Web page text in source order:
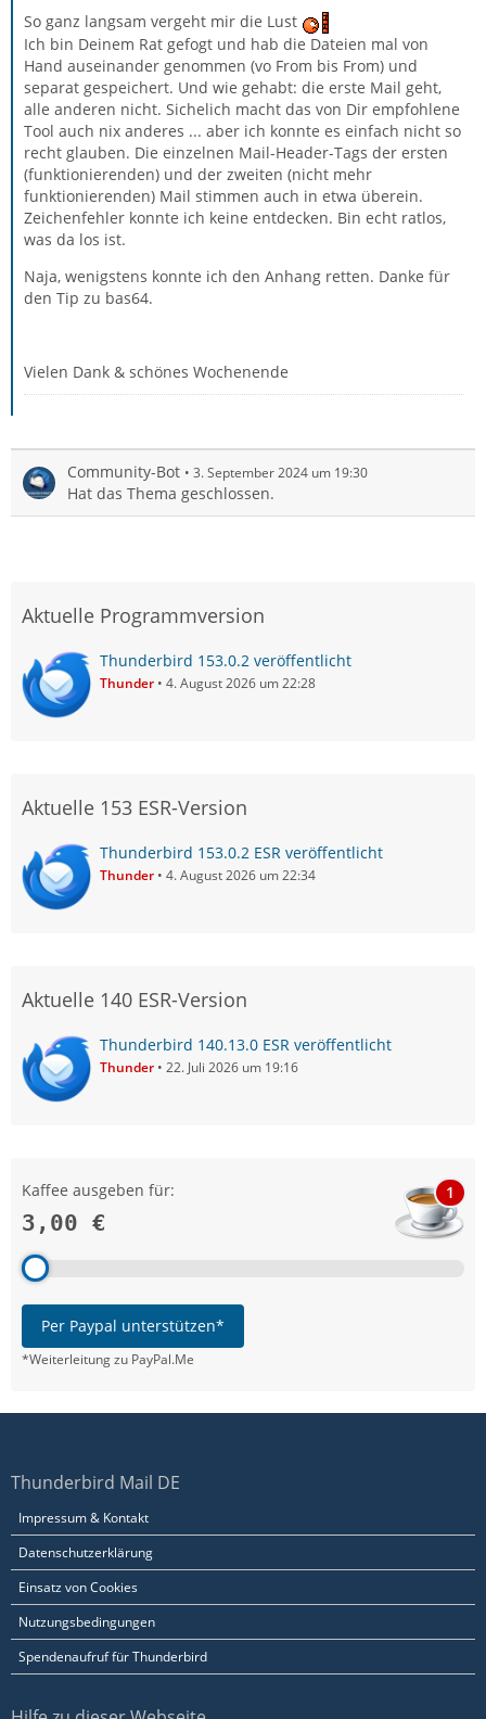
So ganz langsam vergeht mir die Lust
Ich bin Deinem Rat gefogt und hab die Dateien mal von
Hand auseinander genommen (vo From bis From) und
separat gespeichert. Und wie gehabt: die erste Mail geht,
alle anderen nicht. Sichelich macht das von Dir empfohlene
Tool auch nix anderes ... aber ich konnte es einfach nicht so
recht glauben. Die einzelnen Mail-Header-Tags der ersten
(funktionierenden) und der zweiten (nicht mehr
funktionierenden) Mail stimmen auch in etwa überein.
Zeichenfehler konnte ich keine entdecken. Bin echt ratlos,
was da los ist.
Naja, wenigstens konnte ich den Anhang retten. Danke für
den Tip zu bas64.
Vielen Dank & schönes Wochenende
Community-Bot 3. September 2024 um 19:30
Hat das Thema geschlossen.
Aktuelle Programmversion
Thunderbird 153.0.2 veröffentlicht
Thunder 4. August 2026 um 22:28
Aktuelle 153 ESR-Version
Thunderbird 153.0.2 ESR veröffentlicht
Thunder 4. August 2026 um 22:34
Aktuelle 140 ESR-Version
Thunderbird 140.13.0 ESR veröffentlicht
Thunder 22. Juli 2026 um 19:16
Kaffee ausgeben für:
3,00 €
1
Per Paypal unterstützen*
*Weiterleitung zu PayPal.Me
Thunderbird Mail DE
Impressum & Kontakt
Datenschutzerklärung
Einsatz von Cookies
Nutzungsbedingungen
Spendenaufruf für Thunderbird